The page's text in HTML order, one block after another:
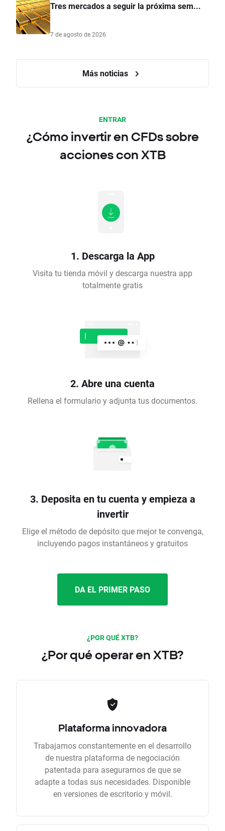
Tres mercados a seguir la próxima sem...
7 de agosto de 2026
Más noticias
ENTRAR
¿Cómo invertir en CFDs sobre
acciones con XTB
1. Descarga la App
Visita tu tienda móvil y descarga nuestra app
totalmente gratis
2. Abre una cuenta
Rellena el formulario y adjunta tus documentos.
3. Deposita en tu cuenta y empieza a
invertir
Elige el método de depósito que mejor te convenga,
incluyendo pagos instantáneos y gratuitos
DA EL PRIMER PASO
¿POR QUÉ XTB?
¿Por qué operar en XTB?
Plataforma innovadora
Trabajamos constantemente en el desarrollo
de nuestra plataforma de negociación
patentada para asegurarnos de que se
adapte a todas sus necesidades. Disponible
en versiones de escritorio y móvil.